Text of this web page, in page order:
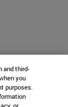
and third-
you
purposes.